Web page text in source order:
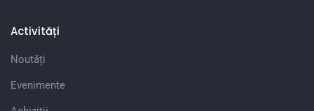
Activități
Noutăți
Evenimente